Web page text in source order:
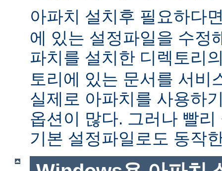
아파치 설치후 필요하다
에 있는 설정파일을 수정
파치를 설치한 디렉토리
토리에 있는 문서를 서비
실제로 아파치를 사용하
옵션이 많다. 그러나 빨
기본 설정파일로도 동작